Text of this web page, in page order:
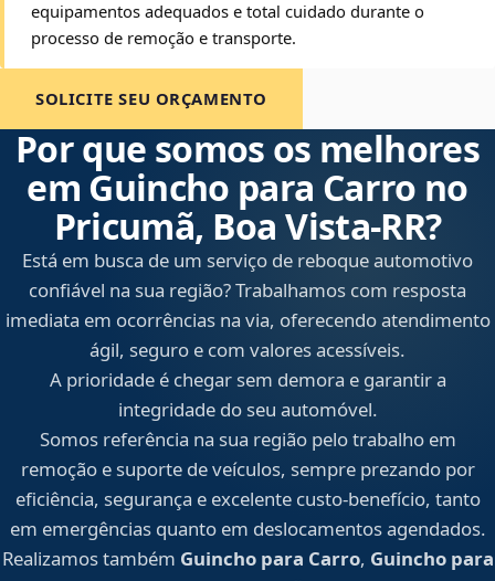
equipamentos adequados e total cuidado durante o
processo de remoção e transporte.
SOLICITE SEU ORÇAMENTO
Por que somos os melhores
em Guincho para Carro no
Pricumã, Boa Vista‑RR?
Está em busca de um serviço de reboque automotivo
confiável na sua região? Trabalhamos com resposta
imediata em ocorrências na via, oferecendo atendimento
ágil, seguro e com valores acessíveis.
A prioridade é chegar sem demora e garantir a
integridade do seu automóvel.
Somos referência na sua região pelo trabalho em
remoção e suporte de veículos, sempre prezando por
eficiência, segurança e excelente custo-benefício, tanto
em emergências quanto em deslocamentos agendados.
Realizamos também Guincho para Carro, Guincho para